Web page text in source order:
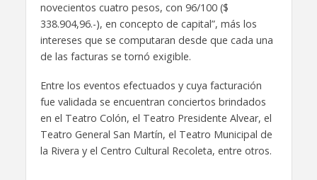
novecientos cuatro pesos, con 96/100 ($
338.904,96.-), en concepto de capital”, más los
intereses que se computaran desde que cada una
de las facturas se tornó exigible.
Entre los eventos efectuados y cuya facturación
fue validada se encuentran conciertos brindados
en el Teatro Colón, el Teatro Presidente Alvear, el
Teatro General San Martín, el Teatro Municipal de
la Rivera y el Centro Cultural Recoleta, entre otros.